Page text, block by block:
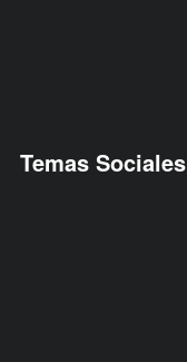
Temas Sociales